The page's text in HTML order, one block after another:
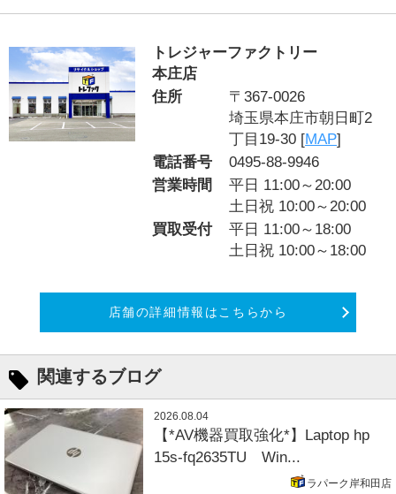
トレジャーファクトリー
本庄店
住所
〒367-0026
埼玉県本庄市朝日町2
丁目19-30 [MAP]
電話番号
0495-88-9946
営業時間
平日 11:00～20:00
土日祝 10:00～20:00
買取受付
平日 11:00～18:00
土日祝 10:00～18:00
店舗の詳細情報はこちらから
関連するブログ
2026.08.04
【*AV機器買取強化*】Laptop hp
15s-fq2635TU Win...
ラパーク岸和田店